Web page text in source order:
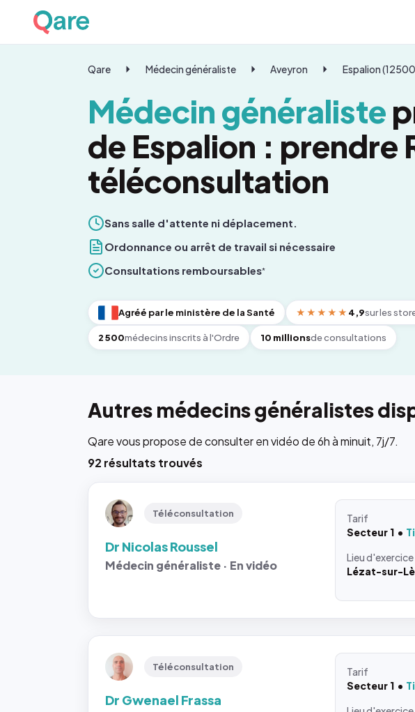
Qare Médecin généraliste Aveyron Espalion
Médecin généraliste
de Espalion : prendre
téléconsultation
Sans salle d'attente ni déplacement.
Ordonnance ou arrêt de travail si nécessaire
Consultations remboursables*
Agréé par le ministère de la Santé ★★★★★ 4,9sur les
2 500médecins inscrits à l'Ordre 10 millionsde consultations
Autres médecins généralistes
Qare vous propose de consulter en vidéo de 6h à minuit, 7j/7.
92 résultats trouvés
Téléconsultation
Dr Nicolas Roussel
Médecin généraliste · En vidéo
Tarif
Secteur 1
Lieud'exercice
Lézat-sur-
Téléconsultation
Dr Gwenael Frassa
Tarif
Secteur 1